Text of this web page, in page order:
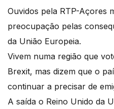
Ouvidos pela RTP-Açores
preocupação pelas
da União Europeia.
Vivem numa região que
Brexit, mas dizem que o
continuar a precisar de
A saída o Reino Unido da